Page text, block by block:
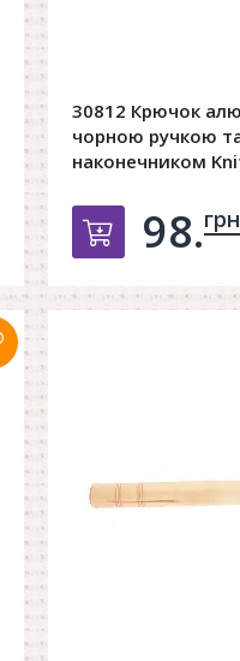
30812 Крючок
чорною ручкою
наконечником
Добавить
98.